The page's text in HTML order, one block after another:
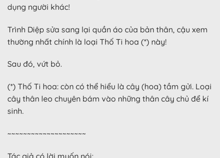
dụng người khác!
Trình Diệp sửa sang lại quần áo của bản thân, cậu xem
thường nhất chính là loại Thố Ti hoa (*) này!
Sau đó, vứt bỏ.
(*) Thố Ti hoa: còn có thể hiểu là cây (hoa) tầm gửi. Loại
cây thân leo chuyên bám vào những thân cây chủ để kí
sinh.
~~~~~~~~~~~~~~~~~~~~
Tác giả có lời muốn nói: